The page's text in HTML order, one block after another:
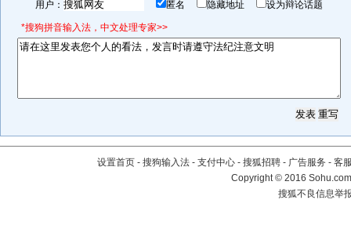
用户： 匿名 隐藏地址 设为辩论话题
*搜狗拼音输入法，中文处理专家>>
设置首页 - 搜狗输入法 - 支付中心 - 搜狐招聘 - 广告服务 - 客
Copyright©2016
搜狐不良信息举